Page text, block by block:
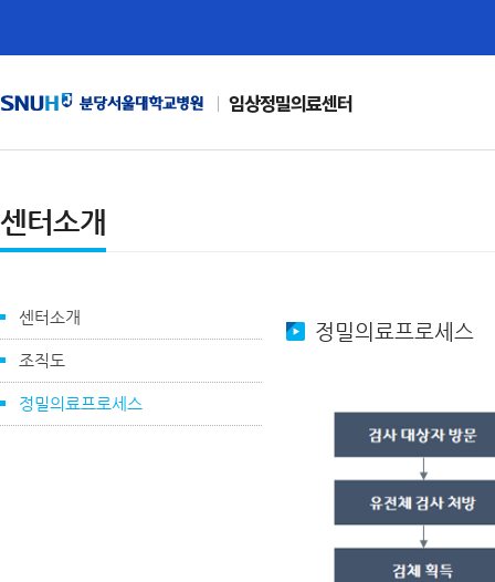
임상정밀의료센터
센터소개
센터소개
조직도
정밀의료프로세스
정밀의료프로세스